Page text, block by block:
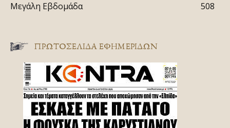
Μεγάλη Εβδομάδα
508
ΠΡΩΤΟΣΈΛΙΔΑ ΕΦΗΜΕΡΊΔΩΝ